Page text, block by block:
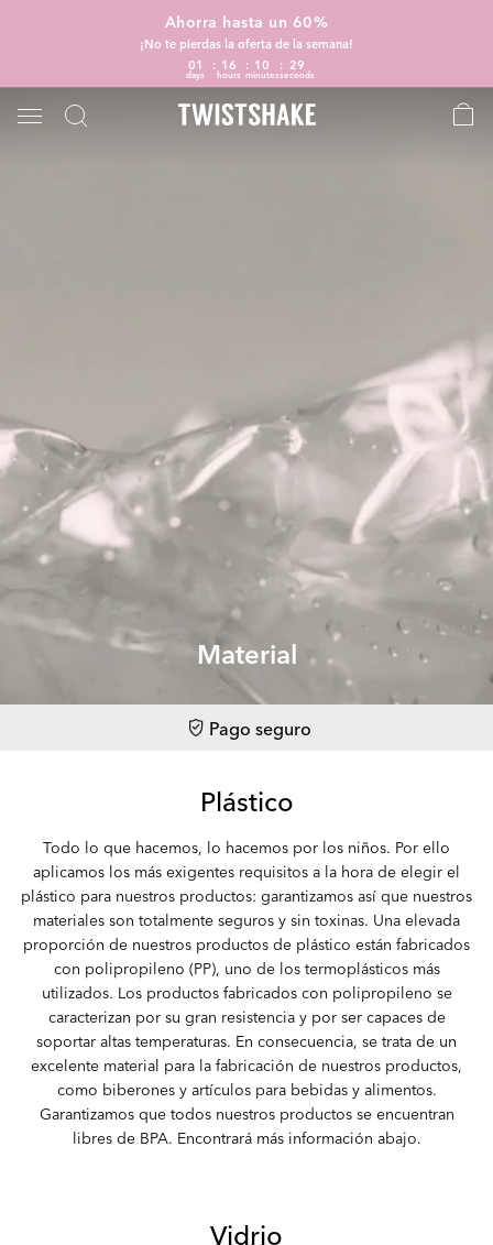
Ahorra hasta un 60%
¡No te pierdas la oferta de la semana!
01
days
16
hours
10
minutes
29
seconds
Material
Pago seguro
Plástico
Todo lo que hacemos, lo hacemos por los niños. Por ello
aplicamos los más exigentes requisitos a la hora de elegir el
plástico para nuestros productos: garantizamos así que nuestros
materiales son totalmente seguros y sin toxinas. Una elevada
proporción de nuestros productos de plástico están fabricados
con polipropileno (PP), uno de los termoplásticos más
utilizados. Los productos fabricados con polipropileno se
caracterizan por su gran resistencia y por ser capaces de
soportar altas temperaturas. En consecuencia, se trata de un
excelente material para la fabricación de nuestros productos,
como biberones y artículos para bebidas y alimentos.
Garantizamos que todos nuestros productos se encuentran
libres de BPA. Encontrará más información abajo.
Vidrio